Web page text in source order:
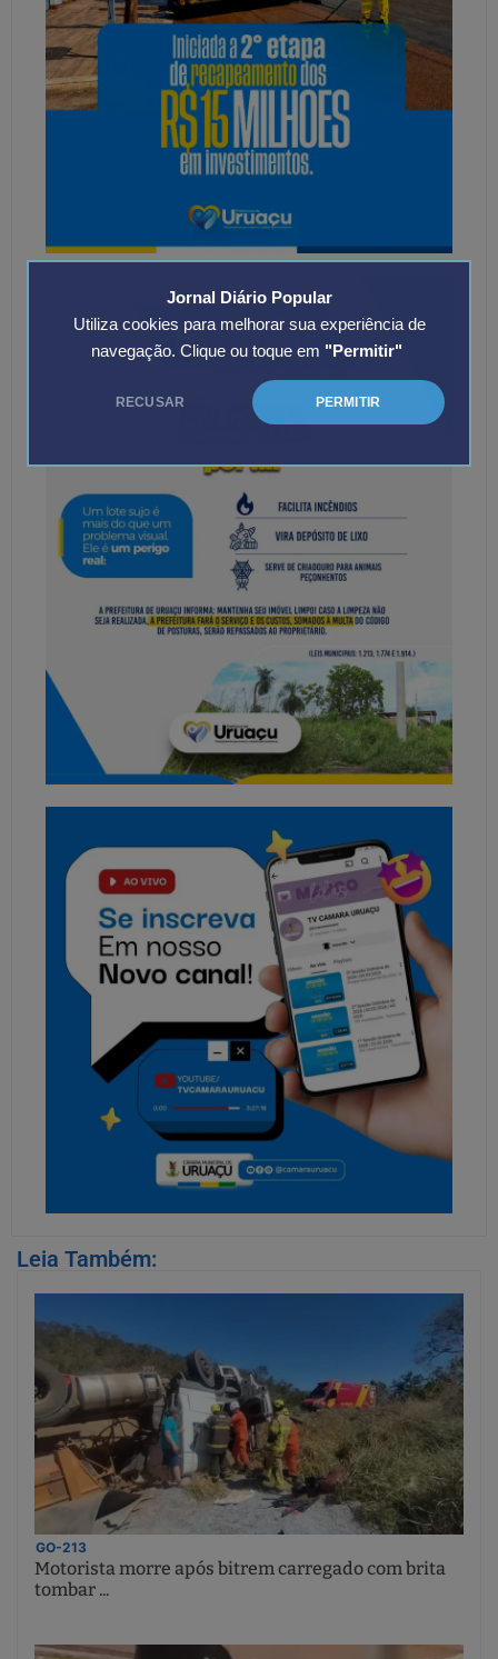
Jornal Diário Popular
Utiliza cookies para melhorar sua experiência de
navegação. Clique ou toque em "Permitir"
RECUSAR PERMITIR
Leia Também:
GO-213
Motorista morre após bitrem carregado com brita
tombar ...